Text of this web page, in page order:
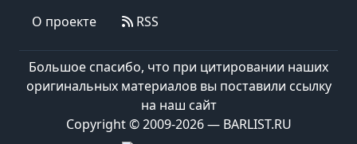
О проекте
RSS
Большое спасибо, что при цитировании наших
оригинальных материалов вы поставили ссылку
на наш сайт
Copyright © 2009-2026 — BARLIST.RU